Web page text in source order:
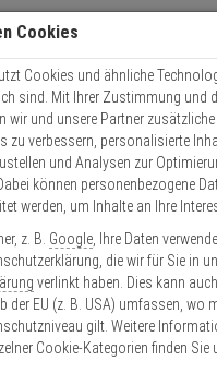
Warenkorb schließen
0 ARTIKEL IM
Ihr Warenkorb ist
Ergebnisse ()
493-0Mo. - Do.: 8:00 - 16:30 | Fr.:
Kontaktservice nutzen
Beratung
Station
1 Kanal
Cookies
Cookies und ähnliche
sind. Mit Ihrer Zustimmung und
wir und unsere Partner
zu verbessern, personalisierte
und Analysen zur
können personenbezogene
werden, um Inhalte an Ihre
z. B. Google , Ihre Daten
die wir für Sie in
verlinkt haben. Dies kann
der EU (z. B. USA) umfassen, wo
gilt. Weitere
Cookie-Kategorien finden Sie